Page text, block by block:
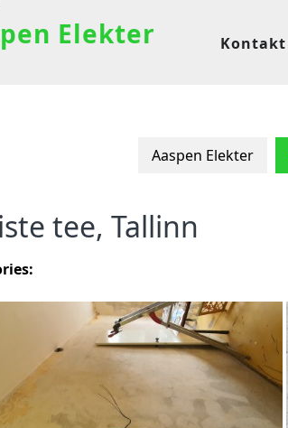
Elekter Kontakt
Aaspen Elekter
tee, Tallinn